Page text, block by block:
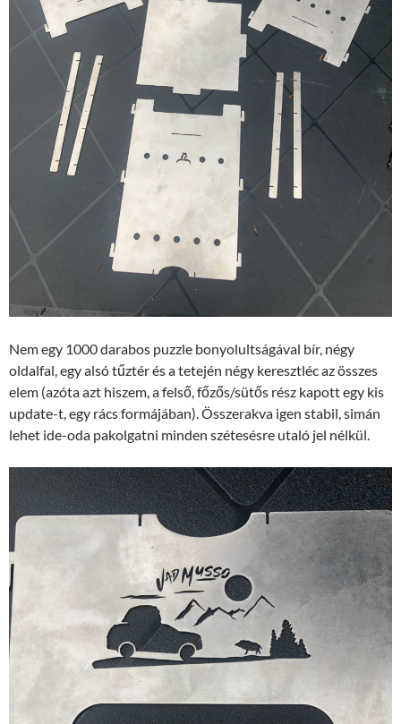
Nem egy 1000 darabos puzzle bonyolultságával bír, négy
oldalfal, egy alsó tűztér és a tetején négy keresztléc az összes
elem (azóta azt hiszem, a felső, főzős/sütős rész kapott egy kis
update-t, egy rács formájában). Összerakva igen stabil, simán
lehet ide-oda pakolgatni minden szétesésre utaló jel nélkül.